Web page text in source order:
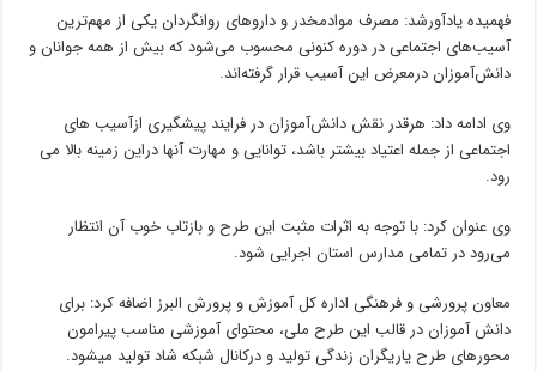
فهمیده یادآورشد: مصرف موادمخدر و داروهای روانگردان یکی از مهم‌ترین
آسیب‌های اجتماعی در دوره کنونی محسوب می‌شود که بیش از همه جوانان و
دانش‌آموزان درمعرض این آسیب قرار گرفته‌اند.
وی ادامه داد: هرقدر نقش دانش‌آموزان در فرایند پیشگیری ازآسیب های
اجتماعی از جمله اعتیاد بیشتر باشد، توانایی و مهارت آنها دراین زمینه بالا می
رود.
وی عنوان کرد: با توجه به اثرات مثبت این طرح و بازتاب خوب آن انتظار
می‌رود در تمامی مدارس استان اجرایی شود.
معاون پرورشی و فرهنگی اداره کل آموزش و پرورش البرز اضافه کرد: برای
دانش آموزان در قالب این طرح ملی، محتوای آموزشی مناسب پیرامون
محورهای طرح یاریگران زندگی تولید و درکانال‌ شبکه شاد تولید میشود.